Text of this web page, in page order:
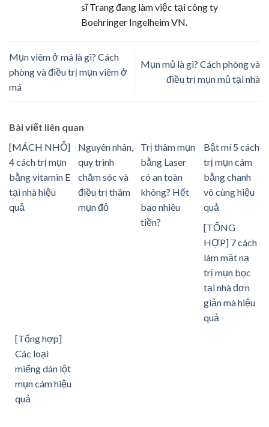
sĩ Trang đang làm việc tại công ty
Boehringer Ingelheim VN.
Mụn viêm ở má là gì? Cách
phòng và điều trị mụn viêm ở
má
Mụn mủ là gì? Cách phòng và
điều trị mụn mủ tại nhà
Bài viết liên quan
[MÁCH NHỎ]
4 cách trị mụn
bằng vitamin E
tại nhà hiệu
quả
Nguyên nhân,
quy trình
chăm sóc và
điều trị thâm
mụn đỏ
Trị thâm mụn
bằng Laser
có an toàn
không? Hết
bao nhiêu
tiền?
Bật mí 5 cách
trị mụn cám
bằng chanh
vô cùng hiệu
quả
[TỔNG
HỢP] 7 cách
làm mặt nạ
trị mụn bọc
tại nhà đơn
giản mà hiệu
quả
[Tổng hợp]
Các loại
miếng dán lột
mụn cám hiệu
quả